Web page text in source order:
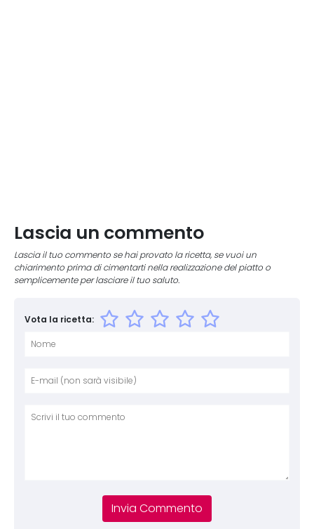
Lascia un commento
Lascia il tuo commento se hai provato la ricetta, se vuoi un
chiarimento prima di cimentarti nella realizzazione del piatto o
semplicemente per lasciare il tuo saluto.
Vota la ricetta: